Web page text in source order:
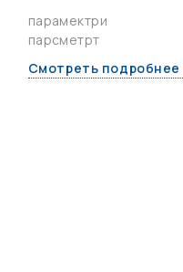
парамектри
парсметрт
Смотреть подробнее